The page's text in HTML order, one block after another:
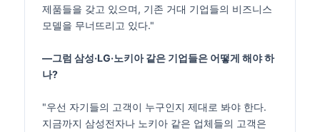
제품들을 갖고 있으며, 기존 거대 기업들의 비즈니스
모델을 무너뜨리고 있다."
―그럼 삼성·LG·노키아 같은 기업들은 어떻게 해야 하
나?
"우선 자기들의 고객이 누구인지 제대로 봐야 한다.
지금까지 삼성전자나 노키아 같은 업체들의 고객은